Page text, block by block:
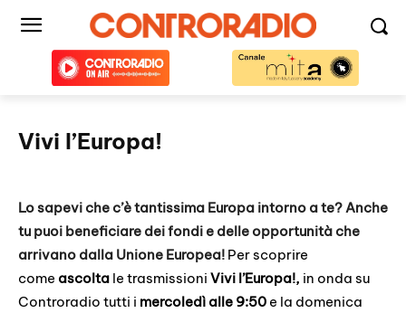
Vivi l’Europa!
Lo sapevi che c’è tantissima Europa intorno a te? Anche
tu puoi beneficiare dei fondi e delle opportunità che
arrivano dalla Unione Europea! Per scoprire
come ascolta le trasmissioni Vivi l’Europa!, in onda su
Controradio tutti i mercoledì alle 9:50 e la domenica